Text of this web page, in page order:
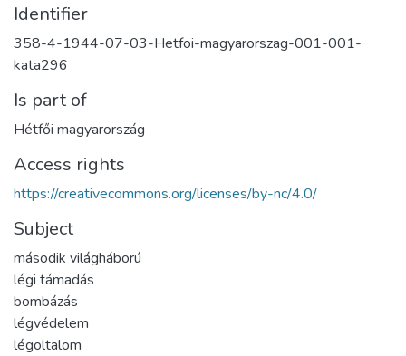
Identifier
358-4-1944-07-03-Hetfoi-magyarorszag-001-001-
kata296
Is part of
Hétfői magyarország
Access rights
https://creativecommons.org/licenses/by-nc/4.0/
Subject
második világháború
légi támadás
bombázás
légvédelem
légoltalom